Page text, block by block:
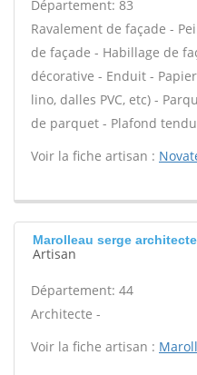
Département: 83
Ravalement de façade -
de façade - Habillage de
décorative - Enduit -
lino, dalles PVC, etc) -
de parquet - Plafond
Voir la fiche artisan :
Marolleau serge
Artisan
Département: 44
Architecte -
Voir la fiche artisan :